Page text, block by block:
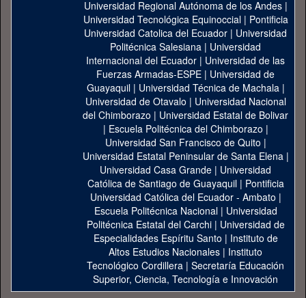
Universidad Regional Autónoma de los Andes|
Universidad Tecnológica Equinoccial| Pontificia
Universidad Catolica del Ecuador | Universidad
Politécnica Salesiana | Universidad
Internacional del Ecuador | Universidad de las
Fuerzas Armadas-ESPE | Universidad de
Guayaquil| Universidad Técnica de Machala|
Universidad de Otavalo | Universidad Nacional
del Chimborazo | Universidad Estatal de Bolivar
| Escuela Politécnica del Chimborazo |
Universidad San Francisco de Quito |
Universidad Estatal Peninsular de Santa Elena|
Universidad Casa Grande | Universidad
Católica de Santiago de Guayaquil| Pontificia
Universidad Católica del Ecuador - Ambato |
Escuela Politécnica Nacional| Universidad
Politécnica Estatal del Carchi| Universidad de
Especialidades Espíritu Santo | Instituto de
Altos Estudios Nacionales | Instituto
Tecnológico Cordillera | Secretaría Educación
Superior, Ciencia, Tecnología e Innovación